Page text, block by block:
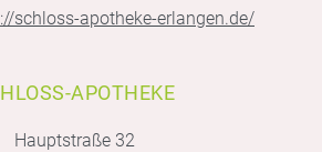
schloss-apotheke-erlangen.de/
APOTHEKE
Hauptstraße 32